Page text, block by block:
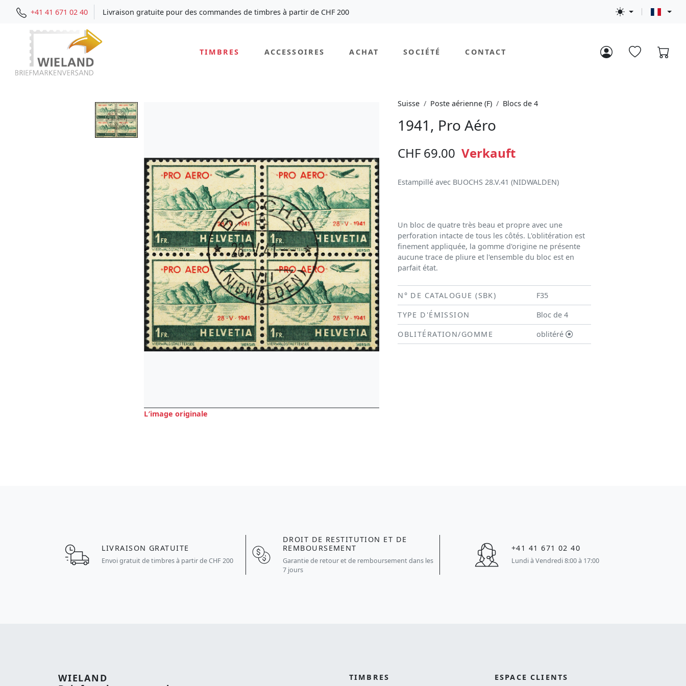
+41 41 671 02 40 Livraison gratuite pour des commandes de timbres à partir de CHF 200
TIMBRES ACCESSOIRES ACHAT SOCIÉTÉ CONTACT
L′image originale
Suisse Poste aérienne (F) Blocs de 4
1941, Pro Aéro
CHF 69.00 Verkauft
Estampillé avec BUOCHS 28.V.41 (NIDWALDEN)
Un bloc de quatre très beau et propre avec une
perforation intacte de tous les côtés. L'oblitération est
finement appliquée, la gomme d'origine ne présente
aucune trace de pliure et l'ensemble du bloc est en
parfait état.
N° DE CATALOGUE (SBK)
F35
TYPE D'ÉMISSION
Bloc de 4
OBLITÉRATION/GOMME
oblitéré
LIVRAISON GRATUITE
Envoi gratuit de timbres à partir de CHF 200
DROIT DE RESTITUTION ET DE
REMBOURSEMENT
Garantie de retour et de remboursement dans les
7 jours
+41 41 671 02 40
Lundi à Vendredi 8:00 à 17:00
WIELAND
TIMBRES
ESPACE CLIENTS